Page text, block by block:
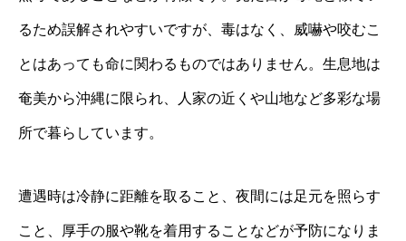
るため誤解されやすいですが、毒はなく、威嚇や咬むこ
とはあっても命に関わるものではありません。生息地は
奄美から沖縄に限られ、人家の近くや山地など多彩な場
所で暮らしています。
遭遇時は冷静に距離を取ること、夜間には足元を照らす
こと、厚手の服や靴を着用することなどが予防になりま